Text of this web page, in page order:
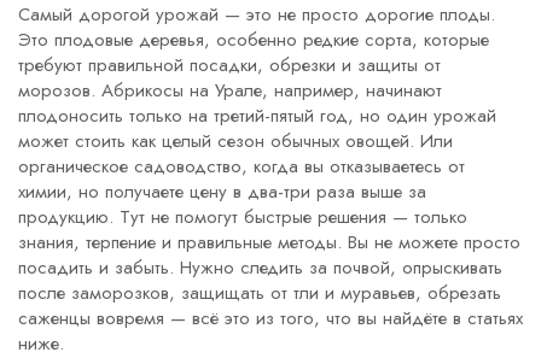
Самый дорогой урожай — это не просто дорогие плоды.
Это плодовые деревья, особенно редкие сорта, которые
требуют правильной посадки, обрезки и защиты от
морозов. Абрикосы на Урале, например, начинают
плодоносить только на третий-пятый год, но один урожай
может стоить как целый сезон обычных овощей. Или
органическое садоводство, когда вы отказываетесь от
химии, но получаете цену в два-три раза выше за
продукцию. Тут не помогут быстрые решения — только
знания, терпение и правильные методы. Вы не можете просто
посадить и забыть. Нужно следить за почвой, опрыскивать
после заморозков, защищать от тли и муравьев, обрезать
саженцы вовремя — всё это из того, что вы найдёте в статьях
ниже.